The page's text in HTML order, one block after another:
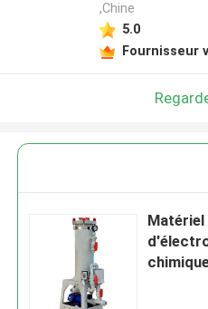
,Chine
5.0
Fournisseur
Matériel